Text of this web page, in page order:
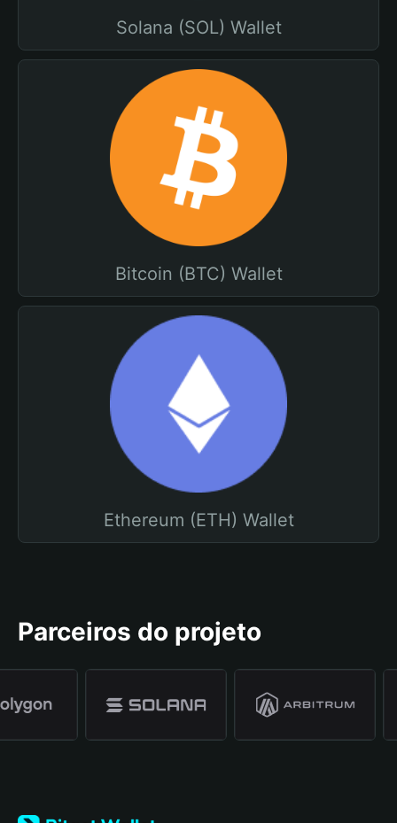
Solana (SOL) Wallet
Bitcoin (BTC) Wallet
Ethereum (ETH) Wallet
Parceiros do projeto